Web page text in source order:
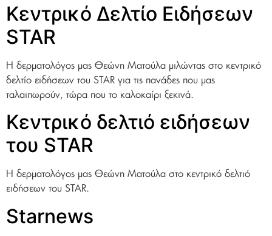
Κεντρικό Δελτίο Ειδήσεων
STAR
Η δερματολόγος μας Θεώνη Ματούλα μιλώντας στο κεντρικό
δελτίο ειδήσεων του STAR για τις πανάδες που μας
ταλαιπωρούν, τώρα που το καλοκαίρι ξεκινά.
Κεντρικό δελτιό ειδήσεων
του STAR
H δερματολόγος μας Θεώνη Ματούλα στο κεντρικό δελτιό
ειδήσεων του STAR.
Starnews